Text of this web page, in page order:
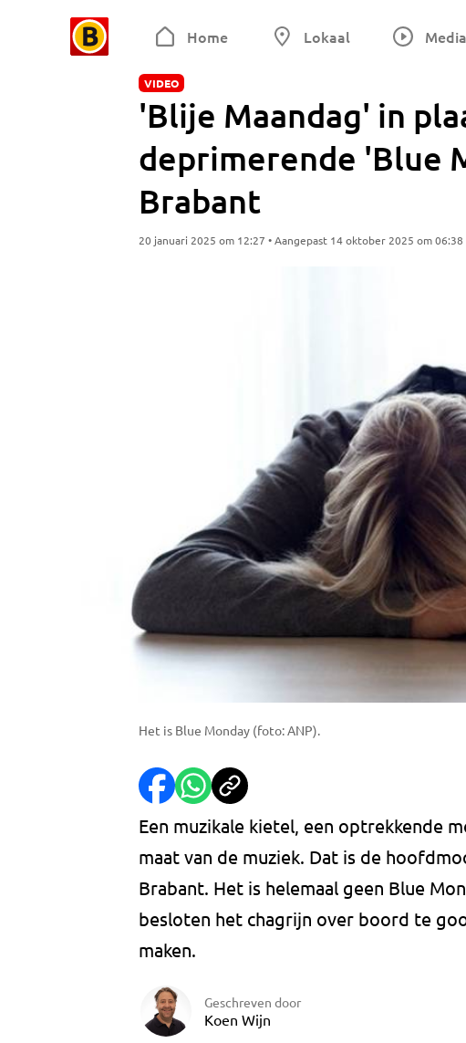
Home Lokaal Media
VIDEO
'Blije Maandag' in
deprimerende 'Blue
Brabant
20 januari 2025 om 12:27 • Aangepast 14 oktober 2025 om 06:38
Het is Blue Monday (foto: ANP).
Een muzikale kietel, een optrekkende
maat van de muziek. Dat is de
Brabant. Het is helemaal geen Blue
besloten het chagrijn over boord te
maken.
Geschreven door
Koen Wijn